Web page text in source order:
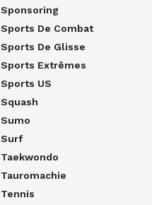
Sponsoring
Sports De Combat
Sports De Glisse
Sports Extrêmes
Sports US
Squash
Sumo
Surf
Taekwondo
Tauromachie
Tennis